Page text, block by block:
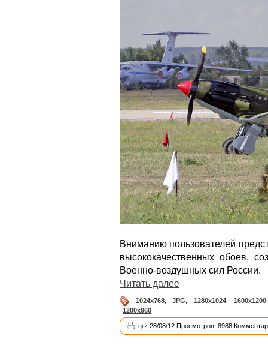
Вниманию пользователей
высококачественных обоев,
Военно-воздушных сил России.
Читать далее
1024x768, JPG 1280x1024, 1600x1200
1200x960
qrz 28/08/12 Просмотров: 8988